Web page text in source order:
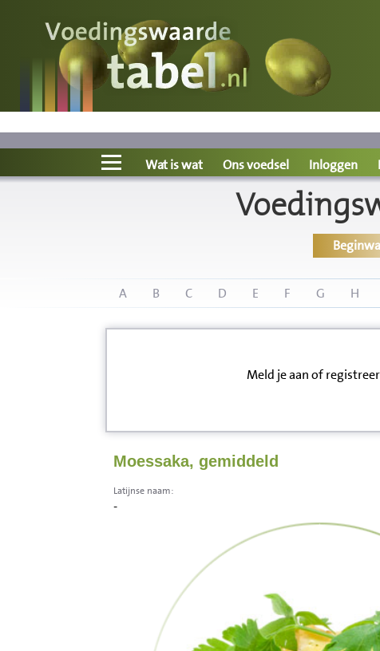
Voedingswaarde
Wat is wat?
Ons voedsel
Wat is wat Ons voedsel Inloggen
A B C D E F G H
Meld je aan of
Moessaka, gemiddeld
Latijnse naam:
-